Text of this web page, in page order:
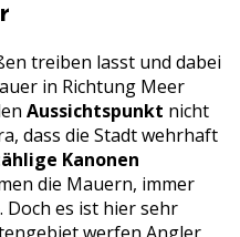
treiben lasst und dabei
in Richtung Meer
Aussichtspunkt nicht
dass die Stadt wehrhaft
Kanonen
die Mauern, immer
es ist hier sehr